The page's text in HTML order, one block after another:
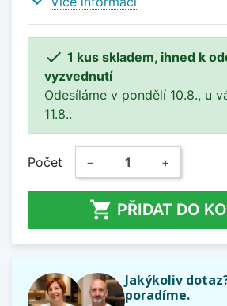
 1 kus skladem, ihned k
vyzvednutí
Odesíláme v pondělí 10.8., u
11.8..
Počet − +
 PŘIDAT DO
Jakýkoliv
poradíme.